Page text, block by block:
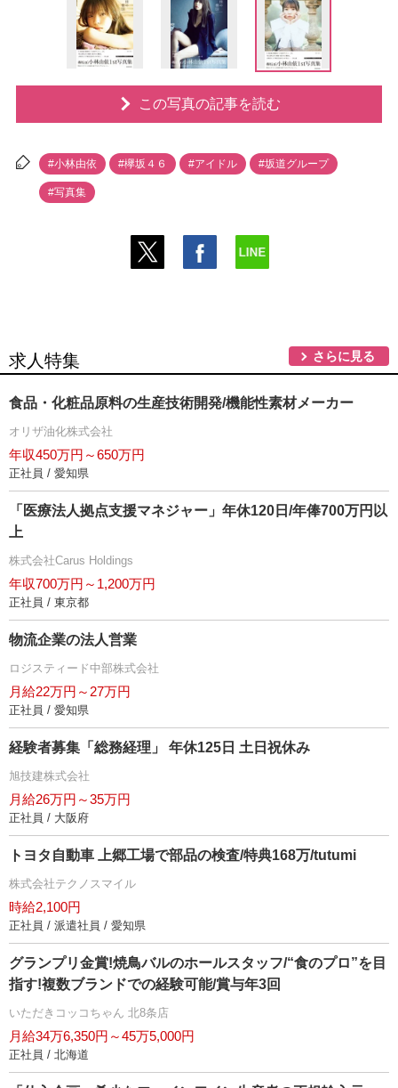
この写真の記事を読む
#小林由依 #欅坂４６ #アイドル #坂道グループ
#写真集
求人特集 さらに見る
食品・化粧品原料の生産技術開発/機能性素材メーカー
オリザ油化株式会社
年収450万円～650万円
正社員 / 愛知県
「医療法人拠点支援マネジャー」年休120日/年俸700万円以
上
株式会社Carus Holdings
年収700万円～1,200万円
正社員 / 東京都
物流企業の法人営業
ロジスティード中部株式会社
月給22万円～27万円
正社員 / 愛知県
経験者募集「総務経理」 年休125日 土日祝休み
旭技建株式会社
月給26万円～35万円
正社員 / 大阪府
トヨタ自動車 上郷工場で部品の検査/特典168万/tutumi
株式会社テクノスマイル
時給2,100円
正社員 / 派遣社員 / 愛知県
グランプリ金賞!焼鳥バルのホールスタッフ/“食のプロ”を目
指す!複数ブランドでの経験可能/賞与年3回
いただきコッコちゃん 北8条店
月給34万6,350円～45万5,000円
正社員 / 北海道